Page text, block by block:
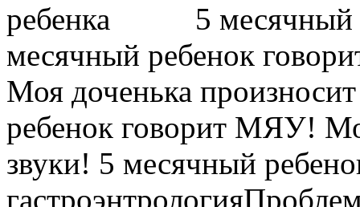
5
месячный ребенок
Моя доченька
ребенок говорит МЯУ!
звуки! 5 месячный